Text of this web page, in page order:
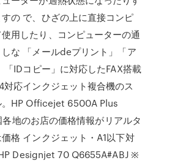
の で、ひざの上に直接コンピ
用したり、コンピューターの通
な 「メールdeプリント」「ア
IDコピー」に対応したFAX搭載
応インクジェット複合機のス
。HP Officejet 6500A Plus
地のお店の価格情報がリアルタ
格 インクジェット・A1以下対
Designjet 70 Q6655A#ABJ ※